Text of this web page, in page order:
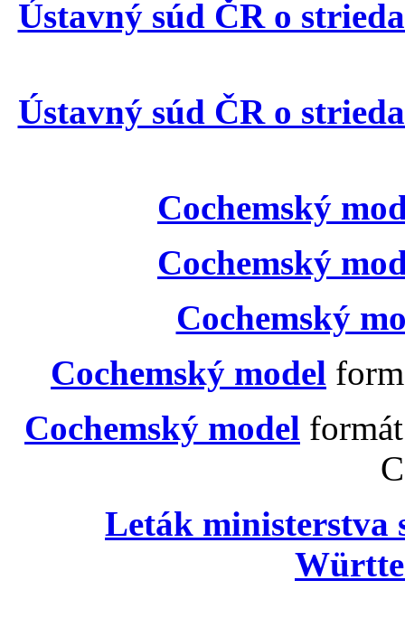
Ústavný súd ČR o
Ústavný súd ČR o
Cochemský
Cochemský
Cochemský
Cochemský model
Cochemský model
Leták ministerstva